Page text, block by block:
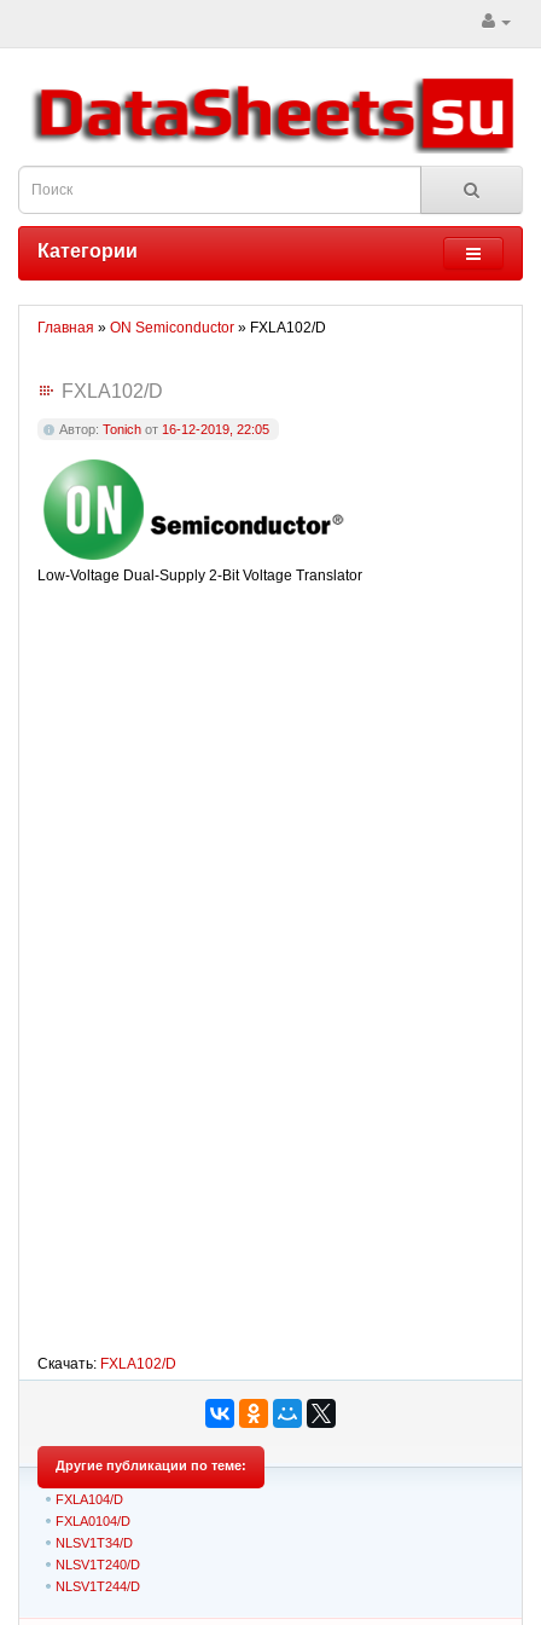
Категории
Главная » ON Semiconductor » FXLA102/D
FXLA102/D
Автор: Tonich от 16-12-2019, 22:05
Low-Voltage Dual-Supply 2-Bit Voltage Translator
Скачать: FXLA102/D
Другие публикации по теме:
FXLA104/D
FXLA0104/D
NLSV1T34/D
NLSV1T240/D
NLSV1T244/D